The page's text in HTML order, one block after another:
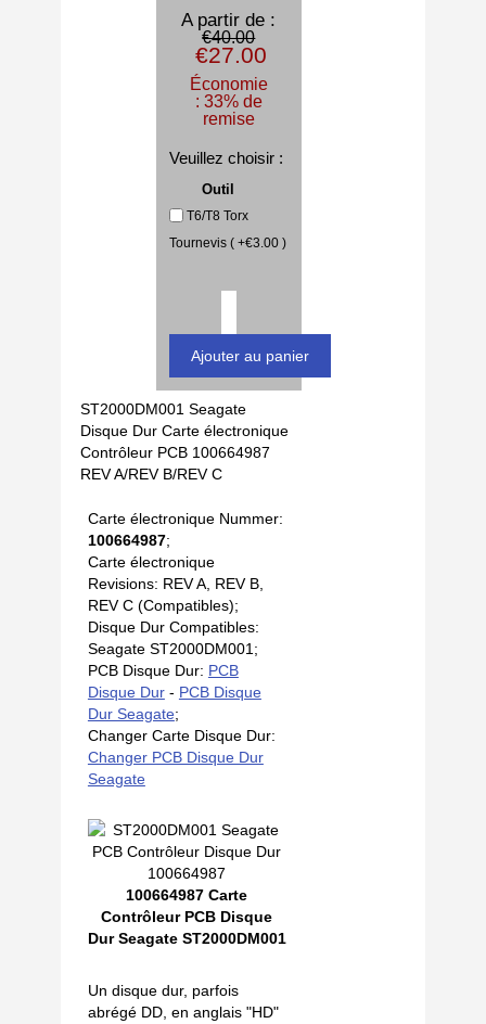
A partir de :
€40.00
€27.00
Économie
: 33% de
remise
Veuillez choisir :
Outil
T6/T8 Torx
Tournevis ( +€3.00 )
ST2000DM001 Seagate
Disque Dur Carte électronique
Contrôleur PCB 100664987
REV A/REV B/REV C
Carte électronique Nummer:
100664987;
Carte électronique
Revisions: REV A, REV B,
REV C (Compatibles);
Disque Dur Compatibles:
Seagate ST2000DM001;
PCB Disque Dur: PCB
Disque Dur- PCB Disque
Dur Seagate;
Changer Carte Disque Dur:
Changer PCB Disque Dur
Seagate
100664987 Carte
Contrôleur PCB Disque
Dur Seagate ST2000DM001
Un disque dur, parfois
abrégé DD, en anglais "HD"